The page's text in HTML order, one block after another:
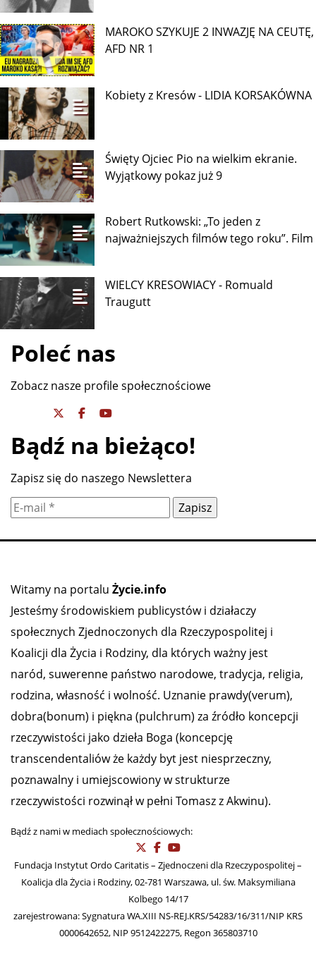
MAROKO SZYKUJE 2 INWAZJĘ NA CEUTĘ,
AFD NR 1
Kobiety z Kresów - LIDIA KORSAKÓWNA
Święty Ojciec Pio na wielkim ekranie.
Wyjątkowy pokaz już 9
Robert Rutkowski: „To jeden z
najważniejszych filmów tego roku”. Film
WIELCY KRESOWIACY - Romuald
Traugutt
Poleć nas
Zobacz nasze profile społecznościowe
Bądź na bieżąco!
Zapisz się do naszego Newslettera
Witamy na portalu Życie.info
Jesteśmy środowiskiem publicystów i działaczy
społecznych Zjednoczonych dla Rzeczypospolitej i
Koalicji dla Życia i Rodziny, dla których ważny jest
naród, suwerenne państwo narodowe, tradycja, religia,
rodzina, własność i wolność. Uznanie prawdy(verum),
dobra(bonum) i piękna (pulchrum) za źródło koncepcji
rzeczywistości jako dzieła Boga (koncepcję
transcendentaliów że każdy byt jest niesprzeczny,
poznawalny i umiejscowiony w strukturze
rzeczywistości rozwinął w pełni Tomasz z Akwinu).
Bądź z nami w mediach społecznościowych:
Fundacja Instytut Ordo Caritatis – Zjednoczeni dla Rzeczypospolitej –
Koalicja dla Życia i Rodziny, 02-781 Warszawa, ul. św. Maksymiliana
Kolbego 14/17
zarejestrowana: Sygnatura WA.XIII NS-REJ.KRS/54283/16/311/NIP KRS
0000642652, NIP 9512422275, Regon 365803710